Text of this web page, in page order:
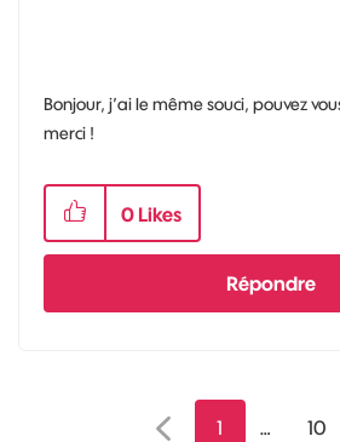
Bonjour, j’ai le même souci, pouvez
merci !
0 Likes
Répondre
1 … 10